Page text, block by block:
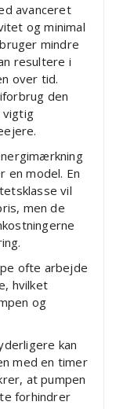
avanceret
og minimal
mindre
resultere i
over tid.
den
vigtig
en model. En
vil
men de
ofte arbejde
hvilket
og
kan
med en timer
at pumpen
forhindrer